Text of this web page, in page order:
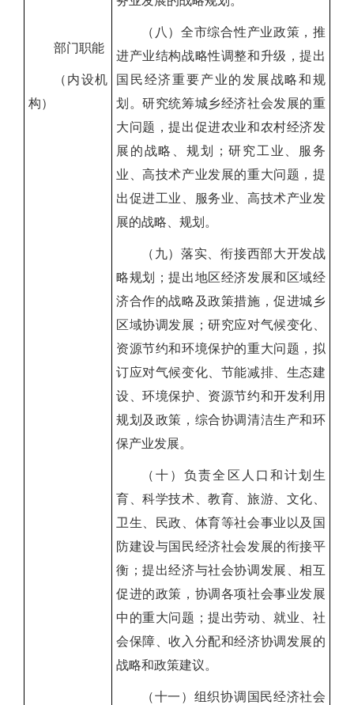
部门职能
（内设机
构）
（八）全市综合性产业政策，推
进产业结构战略性调整和升级，提出
国民经济重要产业的发展战略和规
划。研究统筹城乡经济社会发展的重
大问题，提出促进农业和农村经济发
展的战略、规划；研究工业、服务
业、高技术产业发展的重大问题，提
出促进工业、服务业、高技术产业发
展的战略、规划。
（九）落实、衔接西部大开发战
略规划；提出地区经济发展和区域经
济合作的战略及政策措施，促进城乡
区域协调发展；研究应对气候变化、
资源节约和环境保护的重大问题，拟
订应对气候变化、节能减排、生态建
设、环境保护、资源节约和开发利用
规划及政策，综合协调清洁生产和环
保产业发展。
（十）负责全区人口和计划生
育、科学技术、教育、旅游、文化、
卫生、民政、体育等社会事业以及国
防建设与国民经济社会发展的衔接平
衡；提出经济与社会协调发展、相互
促进的政策，协调各项社会事业发展
中的重大问题；提出劳动、就业、社
会保障、收入分配和经济协调发展的
战略和政策建议。
（十一）组织协调国民经济社会